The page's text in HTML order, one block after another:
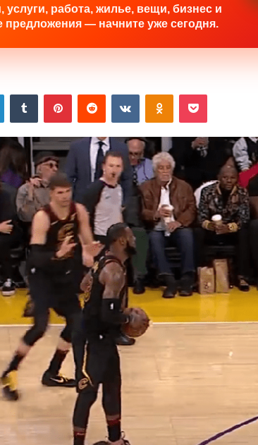
услуги, работа, жилье, вещи, бизнес и
предложения — начните уже сегодня.